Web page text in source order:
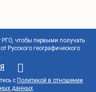
чтобы первыми получать
Русского географического
с Политикой в отношении
данных.